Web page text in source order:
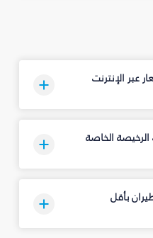
عبر الإنترنت
الخاصة
بأقل